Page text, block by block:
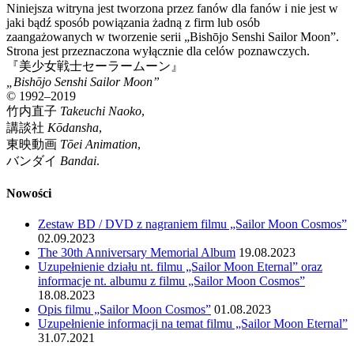
Niniejsza witryna jest tworzona przez fanów dla fanów i nie jest w
jaki bądź sposób powiązania żadną z firm lub osób
zaangażowanych w tworzenie serii „Bishōjo Senshi Sailor Moon”.
Strona jest przeznaczona wyłącznie dla celów poznawczych.
『美少女戦士セーラームーン』
„Bishōjo Senshi Sailor Moon”
© 1992–2019
竹内直子 Takeuchi Naoko,
講談社 Kōdansha,
東映動画 Tōei Animation,
バンダイ Bandai.
Nowości
Zestaw BD / DVD z nagraniem filmu „Sailor Moon Cosmos”
02.09.2023
The 30th Anniversary Memorial Album 19.08.2023
Uzupełnienie działu nt. filmu „Sailor Moon Eternal” oraz
informacje nt. albumu z filmu „Sailor Moon Cosmos”
18.08.2023
Opis filmu „Sailor Moon Cosmos” 01.08.2023
Uzupełnienie informacji na temat filmu „Sailor Moon Eternal”
31.07.2021